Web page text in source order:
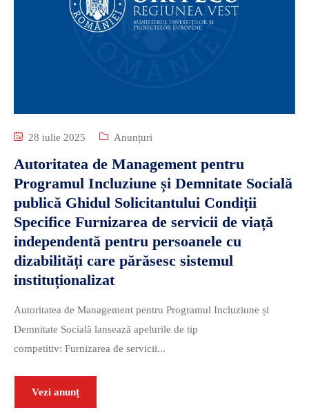
28 iulie 2025 Anunțuri
Autoritatea de Management pentru
Programul Incluziune și Demnitate Socială
publică Ghidul Solicitantului Condiții
Specifice Furnizarea de servicii de viață
independentă pentru persoanele cu
dizabilități care părăsesc sistemul
instituționalizat
Autoritatea de Management pentru Programul Incluziune și
Demnitate Socială lansează apelurile de tip
competitiv: Furnizarea de servicii...
Vezi anunț